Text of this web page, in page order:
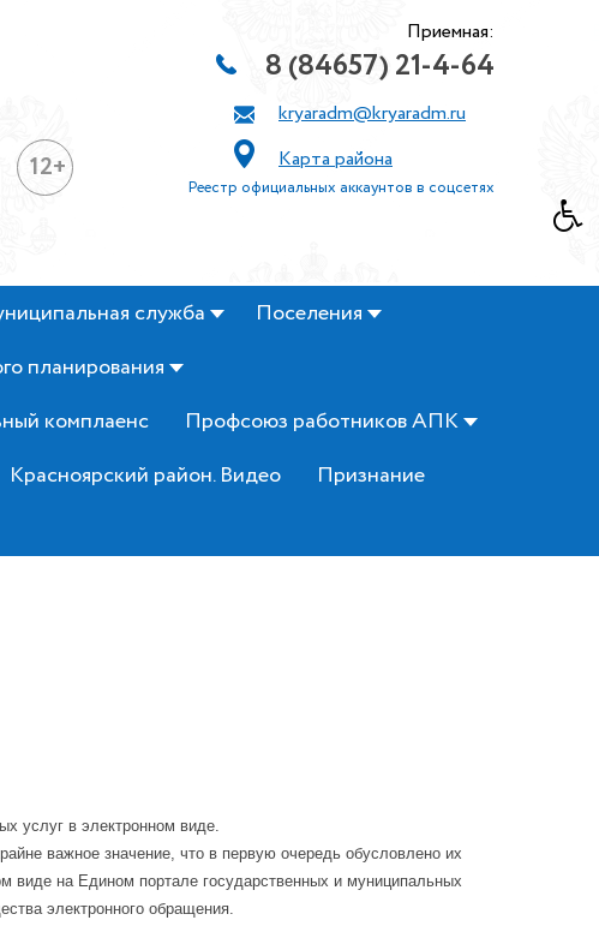
12+
Приемная:
8 (84657) 21-4-64
kryaradm@kryaradm.ru
Карта района
Реестр официальных аккаунтов в соцсетях
служба
Поселения
планирования
комплаенс
Профсоюз работников АПК
Красноярский район. Видео
Признание
услуг в электронном виде.
важное значение, что в первую очередь обусловлено их
виде на Едином портале государственных и муниципальных
электронного обращения.